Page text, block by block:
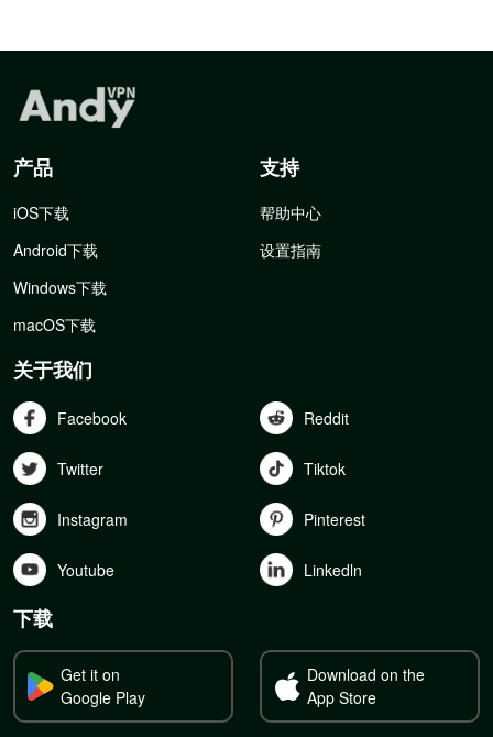
产品
iOS下载
Android下载
Windows下载
macOS下载
支持
帮助中心
设置指南
关于我们
Facebook Reddit
Twitter Tiktok
Instagram Pinterest
Youtube Linkedln
下载
Get it on
Google Play
Download on the
App Store